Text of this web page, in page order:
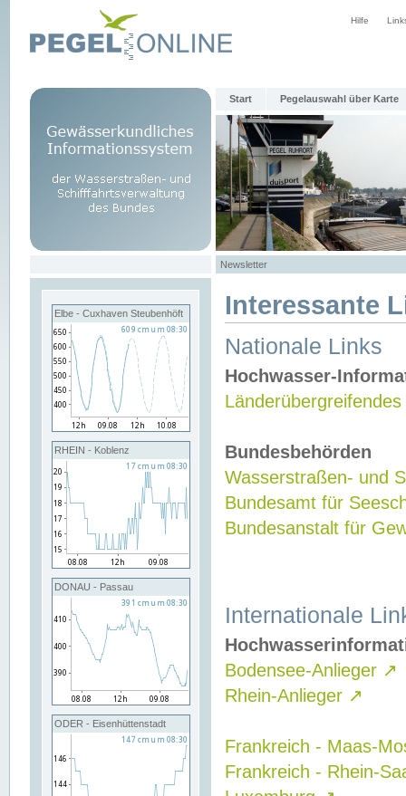
Hilfe
Start Pegelauswahl über Karte
Newsletter
Elbe - Cuxhaven Steubenhöft
RHEIN - Koblenz
DONAU - Passau
ODER - Eisenhüttenstadt
Interessante
Nationale Links
Hochwasser-
Bundesbehörden
Wasserstraßen- und
Bundesamt für
Bundesanstalt für
Internationale
Bodensee-Anlieger ↗
Rhein-Anlieger ↗
Frankreich - Maas-
Frankreich - Rhein-